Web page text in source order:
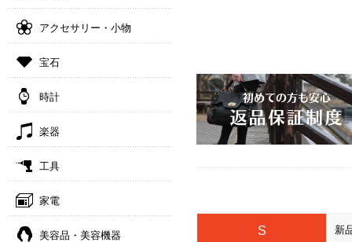
アクセサリー・小物
宝石
時計
楽器
工具
家電
美容品・美容機器 S 新